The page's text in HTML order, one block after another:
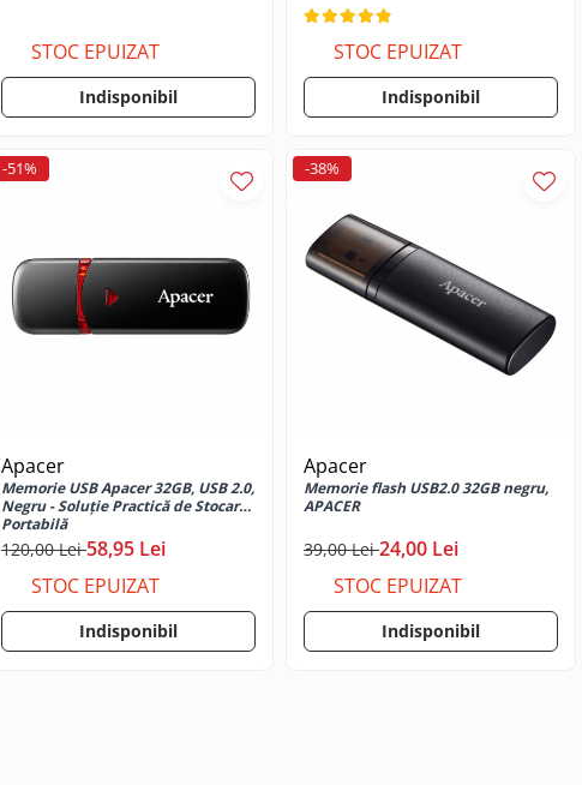
STOC EPUIZAT
Indisponibil
STOC EPUIZAT
Indisponibil
-51%
Apacer
Memorie USB Apacer 32GB, USB 2.0,
Negru - Soluție Practică de Stocare
Portabilă
120,00 Lei58,95 Lei
STOC EPUIZAT
Indisponibil
-38%
Apacer
Memorie flash USB2.0 32GB negru,
APACER
39,00 Lei24,00 Lei
STOC EPUIZAT
Indisponibil